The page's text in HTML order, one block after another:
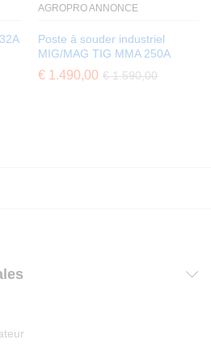
AGROPRO ANNONCE
Poste à souder industriel
MIG/MAG TIG MMA 250A
€ 1.490,00 €1.590,00